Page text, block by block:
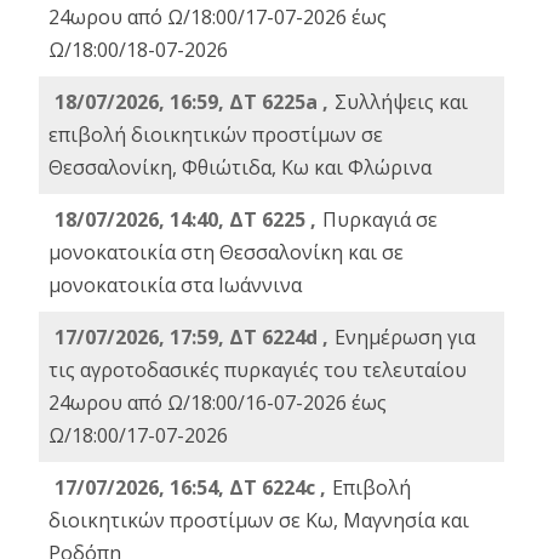
24ωρου από Ω/18:00/17-07-2026 έως
Ω/18:00/18-07-2026
18/07/2026, 16:59, ΔT 6225a , Συλλήψεις και
επιβολή διοικητικών προστίμων σε
Θεσσαλονίκη, Φθιώτιδα, Κω και Φλώρινα
18/07/2026, 14:40, ΔΤ 6225 , Πυρκαγιά σε
μονοκατοικία στη Θεσσαλονίκη και σε
μονοκατοικία στα Ιωάννινα
17/07/2026, 17:59, ΔΤ 6224d , Ενημέρωση για
τις αγροτοδασικές πυρκαγιές του τελευταίου
24ωρου από Ω/18:00/16-07-2026 έως
Ω/18:00/17-07-2026
17/07/2026, 16:54, ΔΤ 6224c , Επιβολή
διοικητικών προστίμων σε Κω, Μαγνησία και
Ροδόπη